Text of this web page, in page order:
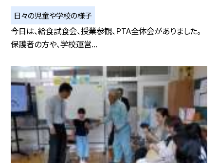
日々の児童や学校の様子
今日は、給食試食会、授業参観、PTA全体会がありました。
保護者の方や、学校運営...